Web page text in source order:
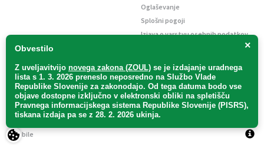
×
Obvestilo
Z uveljavitvijo novega zakona (ZOUL) se je izdajanje uradnega
lista s 1. 3. 2026 preneslo neposredno na Službo Vlade
Republike Slovenije za zakonodajo. Od tega datuma bodo vse
objave dostopne izključno v elektronski obliki na spletišču
Pravnega informacijskega sistema Republike Slovenije (PISRS),
tiskana izdaja pa se z 28. 2. 2026 ukinja.
Oglaševanje
Splošni pogoji
Izjava o varstvu osebnih podatkov
Uradni list d. o. o. – v likvidaciji / Vse pravice pridržane.
2Mobile